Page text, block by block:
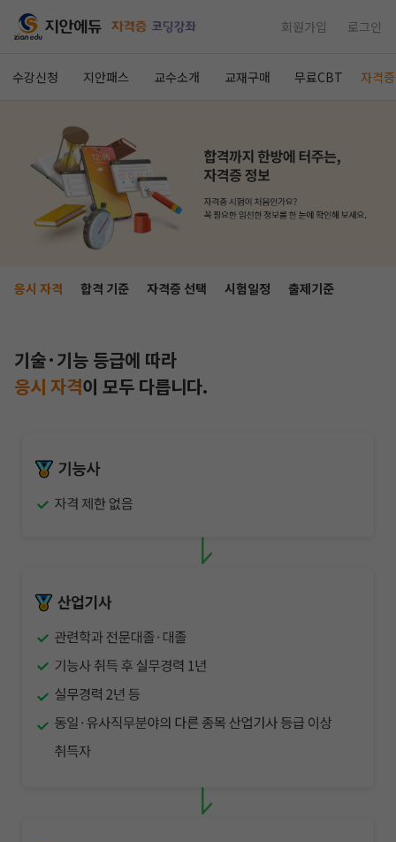
회원가입 로그인
수강신청 지안패스 교수소개 교재구매 무료CBT 자격
시 수강일 3일 자동 연장!
응시 자격 합격 기준 자격증 선택 시험일정 출제기준
기술·기능 등급에 따라
응시 자격이 모두 다릅니다.